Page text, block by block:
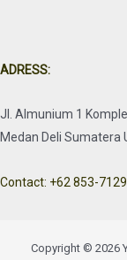
ADRESS:
Jl. Almunium 1
Medan Deli Sumatera
Contact: +62 853-
Copyright © 2026